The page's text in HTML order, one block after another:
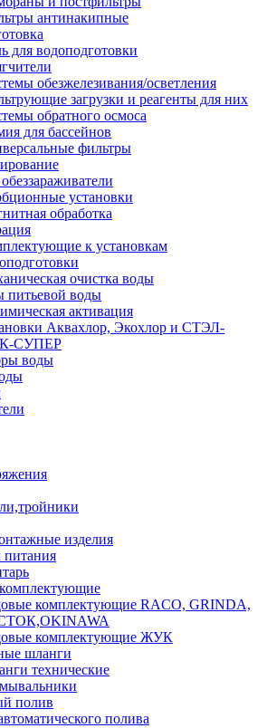
антинакипные
для водоподготовки
обезжелезивания/осветления
загрузки и реагенты для них
обратного осмоса
для бассейнов
фильтры
установки
обработка
к установкам
очистка воды
питьевой воды
активация
Аквахлор, Экохлор и СТЭЛ-
СУПЕР
воды
изделия
питания
комплектующие RACO, GRINDA,
комплектующие ЖУК
шланги
технические
полив
полива